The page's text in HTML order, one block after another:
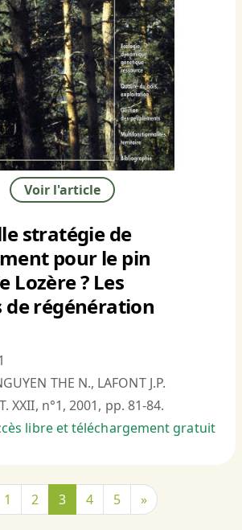
Voir l'article
stratégie de
pour le pin
Lozère ? Les
de régénération
THE N., LAFONT J.P.
XXII, n°1, 2001, pp. 81-84.
libre et téléchargement gratuit
1 2 3 4 5 »